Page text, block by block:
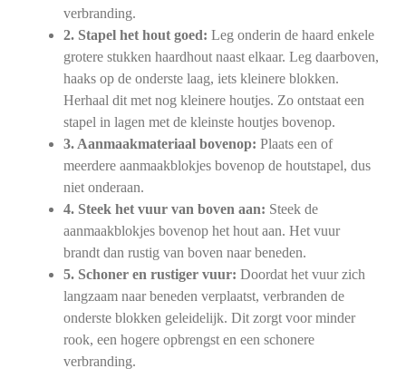
verbranding.
2. Stapel het hout goed: Leg onderin de haard enkele
grotere stukken haardhout naast elkaar. Leg daarboven,
haaks op de onderste laag, iets kleinere blokken.
Herhaal dit met nog kleinere houtjes. Zo ontstaat een
stapel in lagen met de kleinste houtjes bovenop.
3. Aanmaakmateriaal bovenop: Plaats een of
meerdere aanmaakblokjes bovenop de houtstapel, dus
niet onderaan.
4. Steek het vuur van boven aan: Steek de
aanmaakblokjes bovenop het hout aan. Het vuur
brandt dan rustig van boven naar beneden.
5. Schoner en rustiger vuur: Doordat het vuur zich
langzaam naar beneden verplaatst, verbranden de
onderste blokken geleidelijk. Dit zorgt voor minder
rook, een hogere opbrengst en een schonere
verbranding.